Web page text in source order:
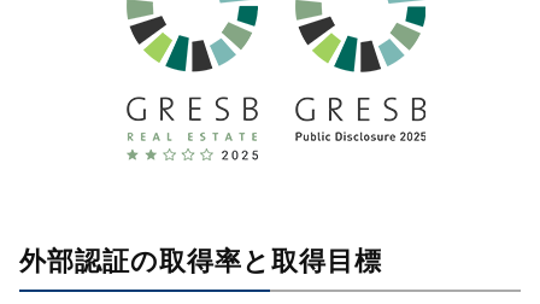
外部認証の取得率と取得目標